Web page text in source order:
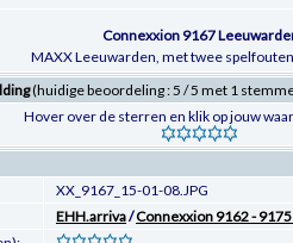
Connexxion 9167
MAXX Leeuwarden, met twee
(huidige beoordeling : 5 / 5 met 1
Hover over de sterren en klik op jouw
XX_9167_15-01-08.JPG
EHH.arriva/Connexxion 9162 -